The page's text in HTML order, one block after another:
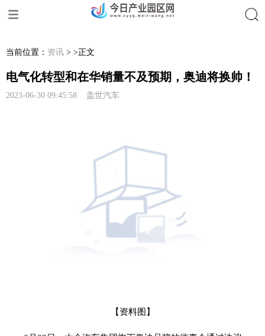
当前位置： 资讯 > >正文
电气化转型和在华销量不及预期，奥迪将换帅！
2023-06-30 09:45:58 盖世汽车
【资料图】